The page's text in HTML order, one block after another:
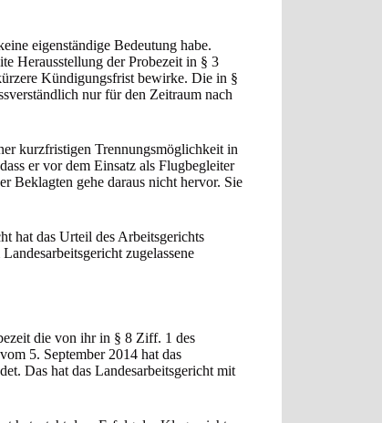
eigenständige Bedeutung habe.
Herausstellung der Probezeit in § 3
Kündigungsfrist bewirke. Die in §
nur für den Zeitraum nach
kurzfristigen Trennungsmöglichkeit in
er vor dem Einsatz als Flugbegleiter
Beklagten gehe daraus nicht hervor. Sie
hat das Urteil des Arbeitsgerichts
zugelassene
die von ihr in § 8 Ziff. 1 des
5. September 2014 hat das
Das hat das Landesarbeitsgericht mit